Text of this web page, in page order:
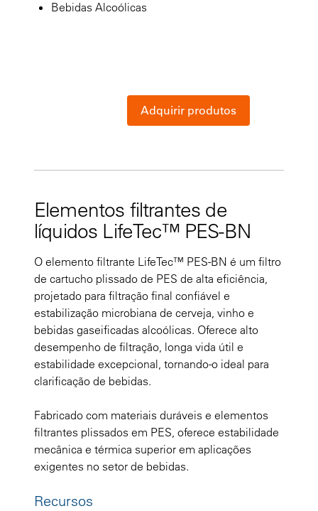
Bebidas Alcoólicas
Adquirir produtos
Elementos filtrantes de
líquidos LifeTec™ PES-BN
O elemento filtrante LifeTec™ PES-BN é um filtro
de cartucho plissado de PES de alta eficiência,
projetado para filtração final confiável e
estabilização microbiana de cerveja, vinho e
bebidas gaseificadas alcoólicas. Oferece alto
desempenho de filtração, longa vida útil e
estabilidade excepcional, tornando-o ideal para
clarificação de bebidas.
Fabricado com materiais duráveis e elementos
filtrantes plissados em PES, oferece estabilidade
mecânica e térmica superior em aplicações
exigentes no setor de bebidas.
Recursos